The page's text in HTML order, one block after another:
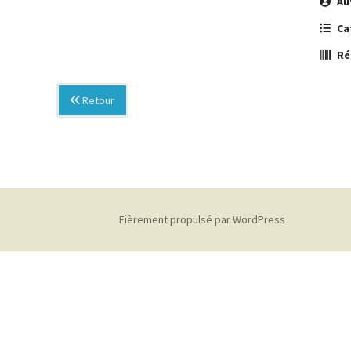
Retour
Fièrement propulsé par WordPress